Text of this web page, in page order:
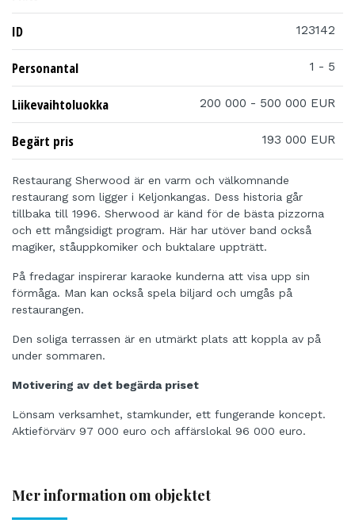
ID 123142
Personantal 1 - 5
Liikevaihtoluokka 200 000 - 500 000 EUR
Begärt pris 193 000 EUR
Restaurang Sherwood är en varm och välkomnande
restaurang som ligger i Keljonkangas. Dess historia går
tillbaka till 1996. Sherwood är känd för de bästa pizzorna
och ett mångsidigt program. Här har utöver band också
magiker, ståuppkomiker och buktalare uppträtt.
På fredagar inspirerar karaoke kunderna att visa upp sin
förmåga. Man kan också spela biljard och umgås på
restaurangen.
Den soliga terrassen är en utmärkt plats att koppla av på
under sommaren.
Motivering av det begärda priset
Lönsam verksamhet, stamkunder, ett fungerande koncept.
Aktieförvärv 97 000 euro och affärslokal 96 000 euro.
Mer information om objektet